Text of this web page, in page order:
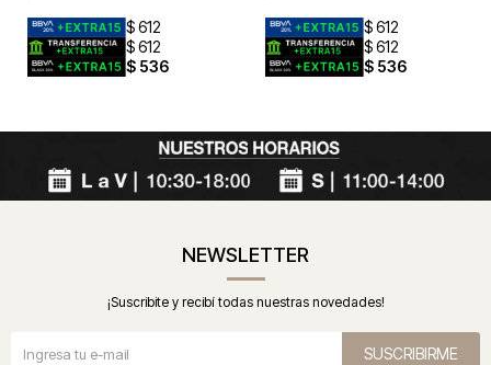
$612
$612
$ 536
$ 612
$ 612
$ 536
NEWSLETTER
¡Suscribite y recibí todas nuestras novedades!
SUSCRIBIRME